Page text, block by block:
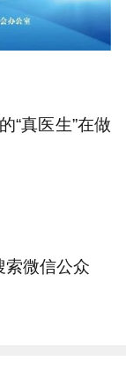
“真医生”在做
索微信公众